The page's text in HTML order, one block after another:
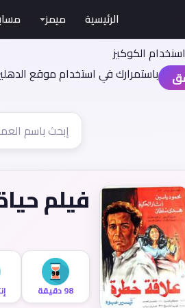
الكوكيز
باستمرارك في استخدام موقع
الرئيسية ميمز
فيلم
98 دقيقة